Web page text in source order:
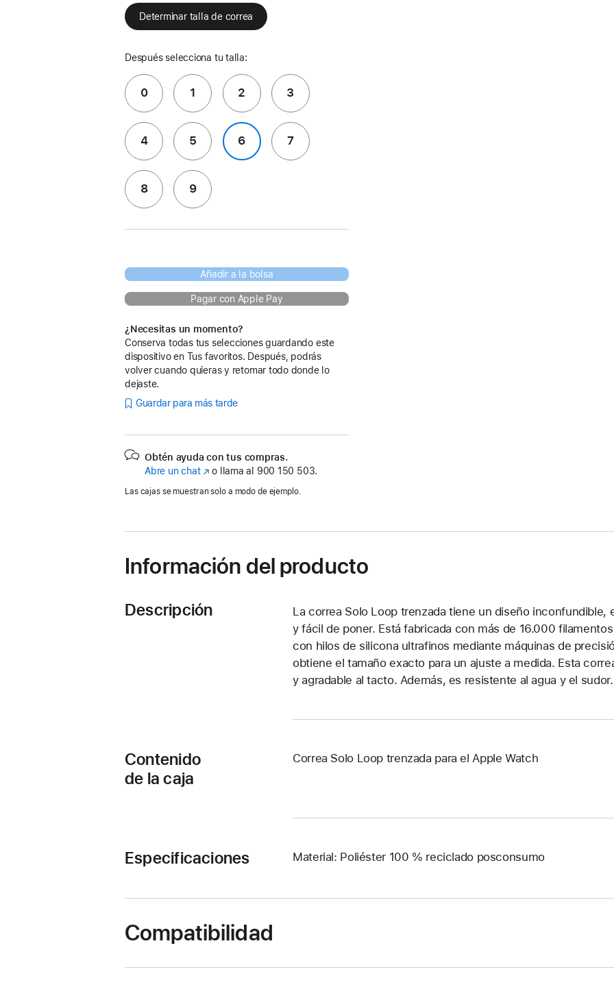
Determinar talla de correa
Después selecciona tu talla:
0 1 2 3
4 5 6 7
8 9
Añadir a la bolsa
Pagar con Apple Pay
¿Necesitas un momento?
Conserva todas tus selecciones guardando este
dispositivo en Tus favoritos. Después, podrás
volver cuando quieras y retomar todo donde lo
dejaste.
Guardar para más tarde
Obtén ayuda con tus compras.
Abre un chat(Seo llama al 900 150 503.
Las cajas se muestran solo a modo de ejemplo.
Información del producto
Descripción
La correa Solo Loop trenzada tiene un diseño inconfundible,
y fácil de poner. Está fabricada con más de 16.000
con hilos de silicona ultrafinos mediante máquinas de
obtiene el tamaño exacto para un ajuste a medida. Esta
y agradable al tacto. Además, es resistente al agua y el sudor.
Contenido
de la caja
Correa Solo Loop trenzada para el Apple Watch
Especificaciones Material: Poliéster 100 % reciclado posconsumo
Compatibilidad